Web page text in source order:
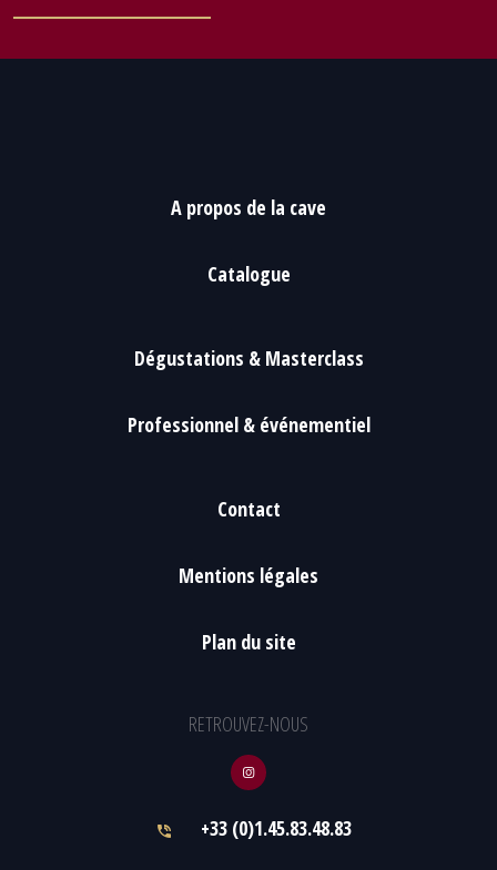
A propos de la cave
Catalogue
Dégustations & Masterclass
Professionnel & événementiel
Contact
Mentions légales
Plan du site
RETROUVEZ-NOUS
+33 (0)1.45.83.48.83